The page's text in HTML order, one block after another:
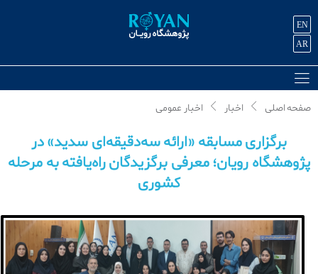
EN
AR
صفحه اصلی اخبار اخبار عمومی
برگزاری مسابقه «ارائه سه‌دقیقه‌ای سدید» در
پژوهشگاه رویان؛ معرفی برگزیدگان راه‌یافته به مرحله
کشوری